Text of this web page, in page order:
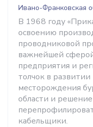
Ивано-Франковская
В 1968 году
освоению
проводниковой
важнейшей
предприятия и
толчок в
месторождения
области и
кабельщики.